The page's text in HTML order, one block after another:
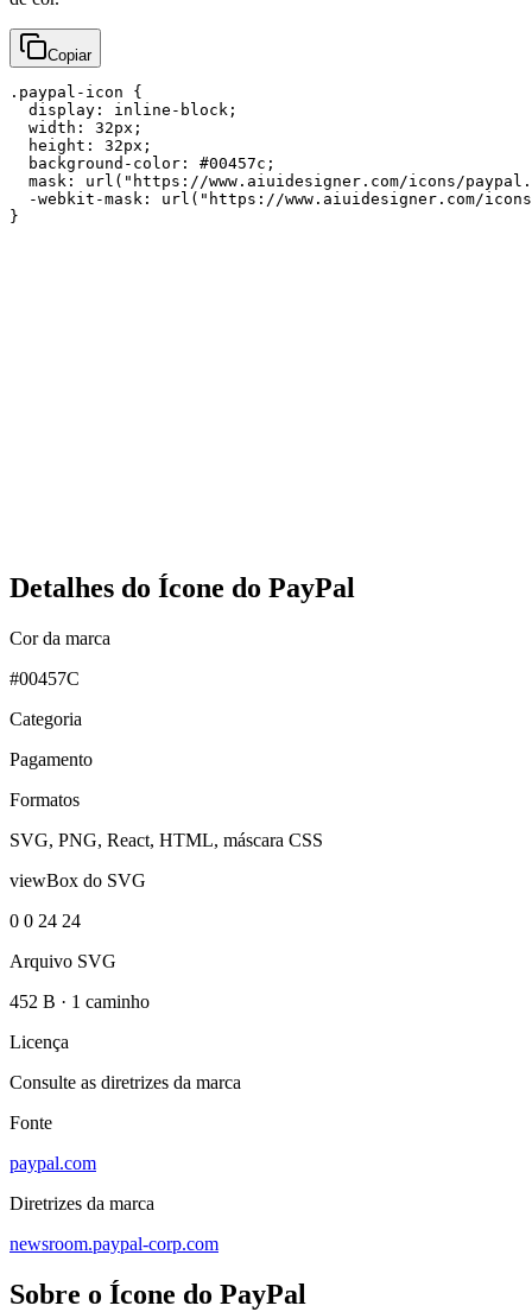
Copiar
.paypal-icon {
  display: inline-block;
  width: 32px;
  height: 32px;
  background-color: #00457c;
mask: url("https://www.aiuidesigner.com/icons/
-webkit-mask: url("https://www.aiuidesigner.com/
}
Detalhes do Ícone do PayPal
Cor da marca
#00457C
Categoria
Pagamento
Formatos
SVG, PNG, React, HTML, máscara CSS
viewBox do SVG
0 0 24 24
Arquivo SVG
452 B · 1 caminho
Licença
Consulte as diretrizes da marca
Fonte
paypal.com
Diretrizes da marca
newsroom.paypal-corp.com
Sobre o Ícone do PayPal